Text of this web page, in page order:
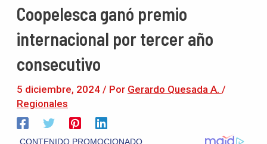
Coopelesca ganó premio
internacional por tercer año
consecutivo
5 diciembre, 2024 / Por Gerardo Quesada A. /
Regionales